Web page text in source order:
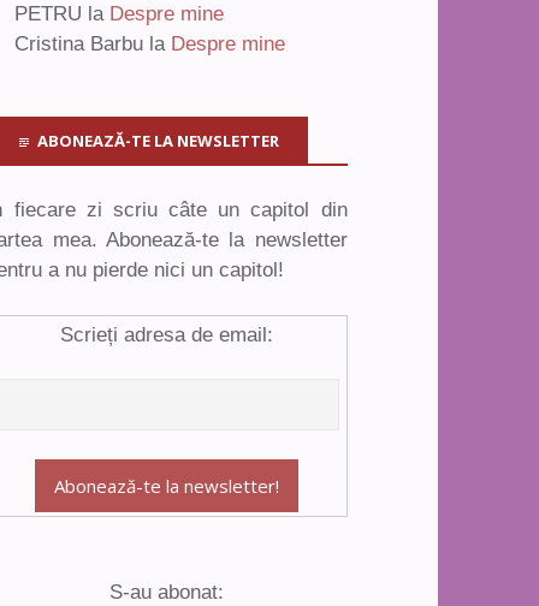
PETRU la Despre mine
Cristina Barbu la Despre mine
ABONEAZĂ-TE LA NEWSLETTER
fiecare zi scriu câte un capitol din
mea. Abonează-te la newsletter
a nu pierde nici un capitol!
Scrieți adresa de email:
S-au abonat: